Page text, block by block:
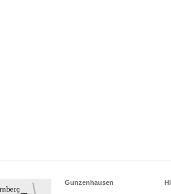
Gunzenhausen